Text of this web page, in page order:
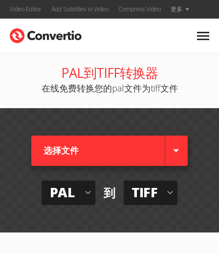
Video Editor Add Subtitles to Video Compress Video 更多
PAL到TIFF转换器
在线免费转换您的pal文件为tiff文件
选择文件
PAL 到 TIFF